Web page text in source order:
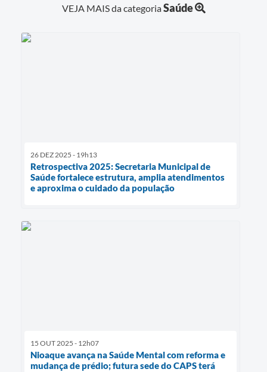
VEJA MAIS da categoriaSaúde
26 DEZ 2025 - 19h13
Retrospectiva 2025: Secretaria Municipal de
Saúde fortalece estrutura, amplia atendimentos
e aproxima o cuidado da população
15 OUT 2025 - 12h07
Nioaque avança na Saúde Mental com reforma e
mudança de prédio; futura sede do CAPS terá